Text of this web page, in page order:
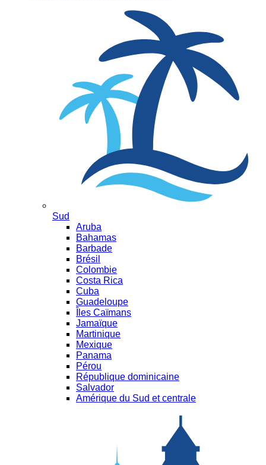
Sud
Aruba
Bahamas
Barbade
Brésil
Colombie
Costa Rica
Cuba
Guadeloupe
Îles Caïmans
Jamaïque
Martinique
Mexique
Panama
Pérou
République dominicaine
Salvador
Amérique du Sud et centrale